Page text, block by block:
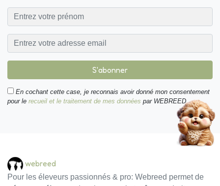
S'abonner
En cochant cette case, je reconnais avoir donné mon consentement
pour le recueil et le traitement de mes données par WEBREED.
webreed
Pour les éleveurs passionnés & pro: Webreed permet de